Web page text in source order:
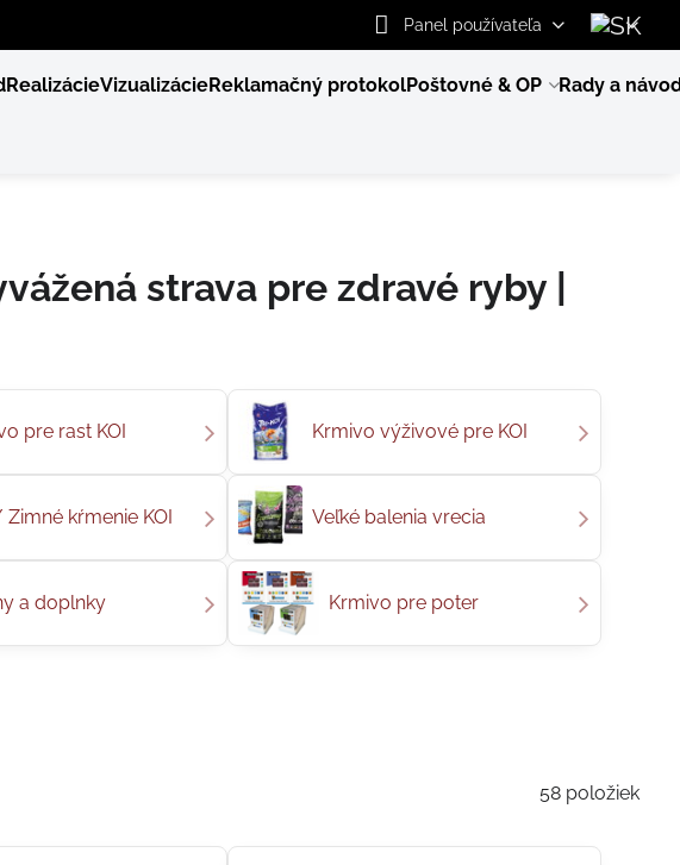
Panel používateľa
RealizácieVizualizácieReklamačný protokolPoštovné & OP Rady a
strava pre zdravé ryby |
pre rast KOI Krmivo výživové pre KOI
kŕmenie KOI Veľké balenia vrecia
a doplnky Krmivo pre poter
58 položiek